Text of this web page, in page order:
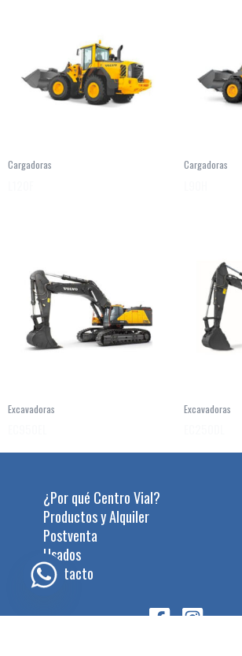
Cargadoras Cargadoras
Excavadoras Excavadoras
¿Por qué Centro Vial?
Productos y Alquiler
Postventa
Usados
Contacto